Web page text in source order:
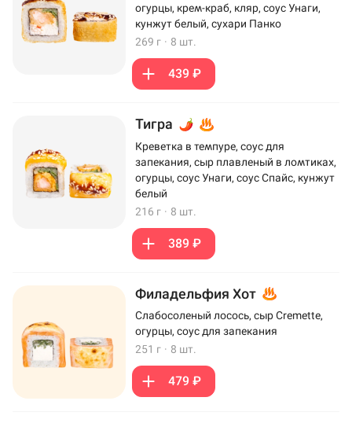
огурцы, крем-краб, кляр, соус Унаги,
кунжут белый, сухари Панко
269 г · 8 шт.
439 ₽
Тигра
Креветка в темпуре, соус для
запекания, сыр плавленый в ломтиках,
огурцы, соус Унаги, соус Спайс, кунжут
белый
216 г · 8 шт.
389 ₽
Филадельфия Хот
Слабосоленый лосось, сыр Cremette,
огурцы, соус для запекания
251 г · 8 шт.
479 ₽